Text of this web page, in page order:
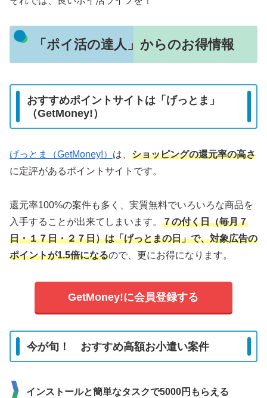
「ポイ活の達人」からのお得情報
おすすめポイントサイトは「げっとま」
（GetMoney!）
げっとま（GetMoney!） は、 ショッピングの還元率の高さ
に定評があるポイントサイトです。
還元率100%の案件も多く、実質無料でいろいろな商品を
入手することが出来てしまいます。 ７の付く日（毎月７
日・１７日・２７日）は「げっとまの日」で、対象広告の
ポイントが1.5倍になるので、更にお得になります。
GetMoney!に会員登録する
今が旬！ おすすめ高額お小遣い案件
インストールと簡単なタスクで5000円もらえる